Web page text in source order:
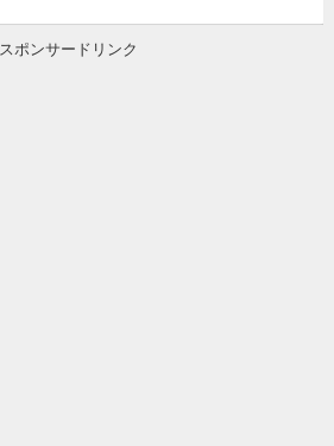
スポンサードリンク